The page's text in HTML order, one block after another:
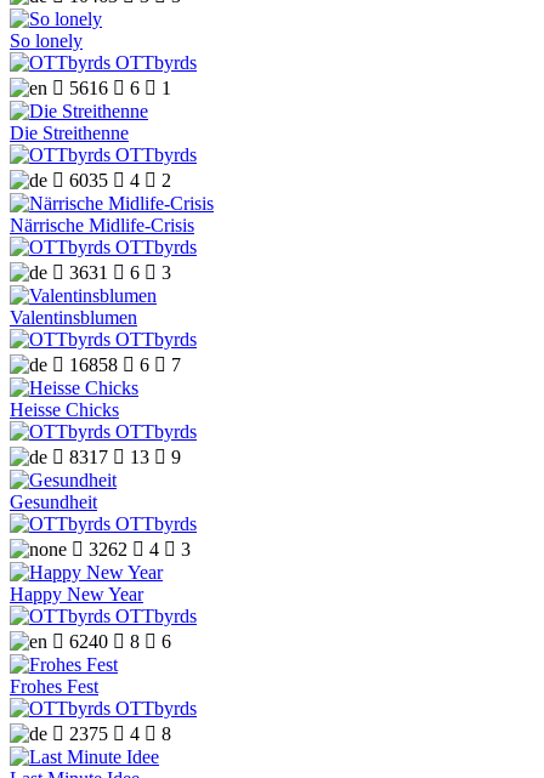
So lonely
OTTbyrds
 5616  6  1
Die Streithenne
OTTbyrds
 6035  4  2
Närrische Midlife-Crisis
OTTbyrds
 3631  6  3
Valentinsblumen
OTTbyrds
 16858  6  7
Heisse Chicks
OTTbyrds
 8317  13  9
Gesundheit
OTTbyrds
 3262  4  3
Happy New Year
OTTbyrds
 6240  8  6
Frohes Fest
OTTbyrds
 2375  4  8